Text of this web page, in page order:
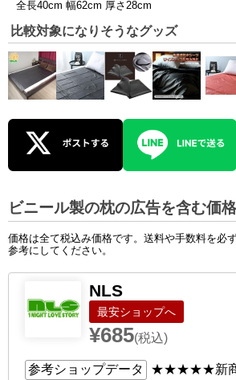
全長40cm 幅62cm 厚さ28cm
比較対象になりそうなグッズ
ビニール製の枕の広告を含む価
価格は全て税込み価格です。送料や手数料を必
参考にしてください。
NLS
ショップへ
¥685(税込)
参考ショップデータ ★★★★★新